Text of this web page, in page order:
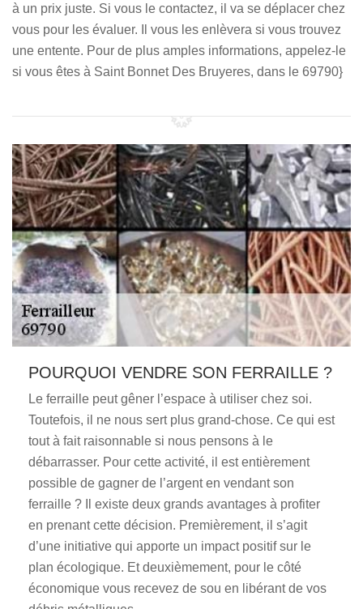
à un prix juste. Si vous le contactez, il va se déplacer chez
vous pour les évaluer. Il vous les enlèvera si vous trouvez
une entente. Pour de plus amples informations, appelez-le
si vous êtes à Saint Bonnet Des Bruyeres, dans le 69790}
POURQUOI VENDRE SON FERRAILLE ?
Le ferraille peut gêner l’espace à utiliser chez soi.
Toutefois, il ne nous sert plus grand-chose. Ce qui est
tout à fait raisonnable si nous pensons à le
débarrasser. Pour cette activité, il est entièrement
possible de gagner de l’argent en vendant son
ferraille ? Il existe deux grands avantages à profiter
en prenant cette décision. Premièrement, il s’agit
d’une initiative qui apporte un impact positif sur le
plan écologique. Et deuxièmement, pour le côté
économique vous recevez de sou en libérant de vos